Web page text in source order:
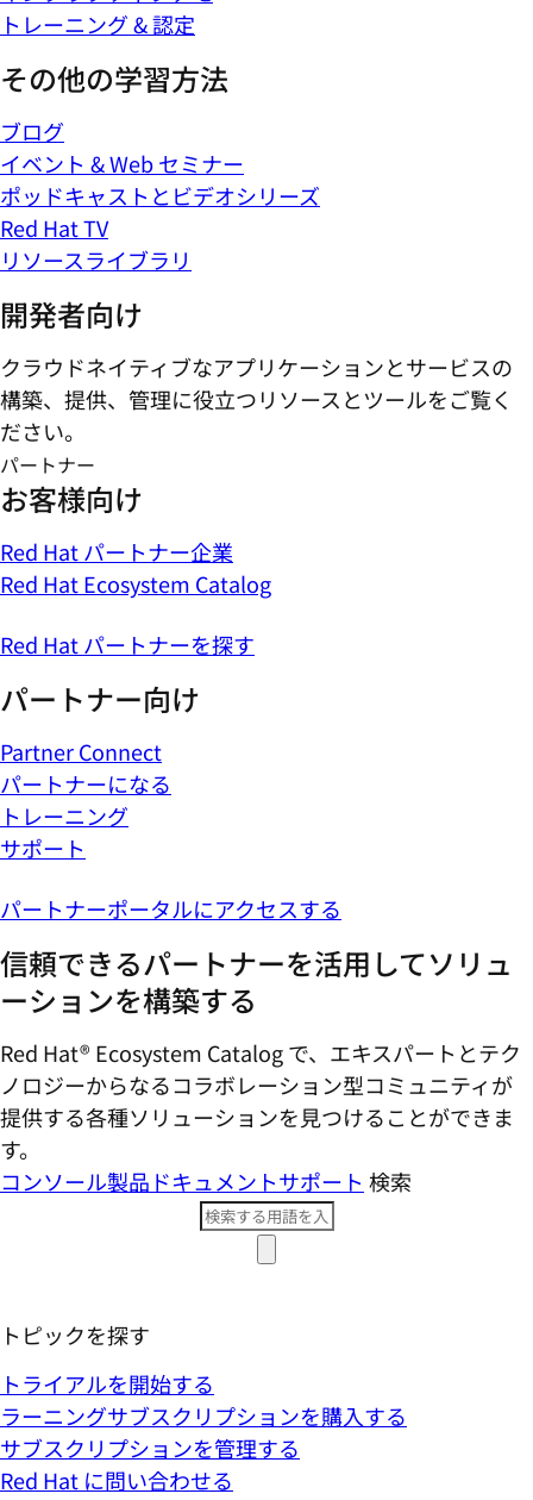
トレーニング & 認定
その他の学習方法
ブログ
イベント & Web セミナー
ポッドキャストとビデオシリーズ
Red Hat TV
リソースライブラリ
開発者向け
クラウドネイティブなアプリケーションとサービスの
構築、提供、管理に役立つリソースとツールをご覧く
ださい。
パートナー
お客様向け
Red Hat パートナー企業
Red Hat Ecosystem Catalog
Red Hat パートナーを探す
パートナー向け
Partner Connect
パートナーになる
トレーニング
サポート
パートナーポータルにアクセスする
信頼できるパートナーを活用してソリュ
ーションを構築する
Red Hat® Ecosystem Catalog で、エキスパートとテク
ノロジーからなるコラボレーション型コミ​ュニティが
提供する各種ソリューションを見つけることができま
す。
コンソール製品ドキュメントサポート 検索
トピックを探す
トライアルを開始する
ラーニングサブスクリプションを購入する
サブスクリプションを管理する
Red Hat に問い合わせる